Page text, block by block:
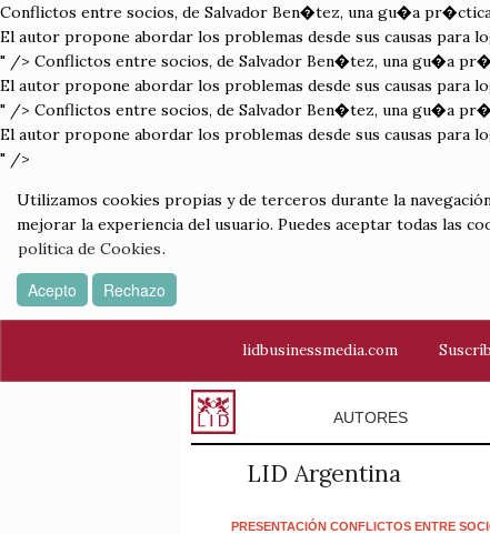
Conflictos entre socios, de Salvador Ben�tez, una gu�a
El autor propone abordar los problemas desde sus causas para
" /> Conflictos entre socios, de Salvador Ben�tez, una gu�a
El autor propone abordar los problemas desde sus causas para
" /> Conflictos entre socios, de Salvador Ben�tez, una gu�a
El autor propone abordar los problemas desde sus causas para
" />
Utilizamos cookies propias y de terceros durante la
mejorar la experiencia del usuario. Puedes aceptar todas las
política de Cookies.
Acepto Rechazo
lidbusinessmedia.com
AUTORES
LID Argentina
PRESENTACIÓN CONFLICTOS ENTRE